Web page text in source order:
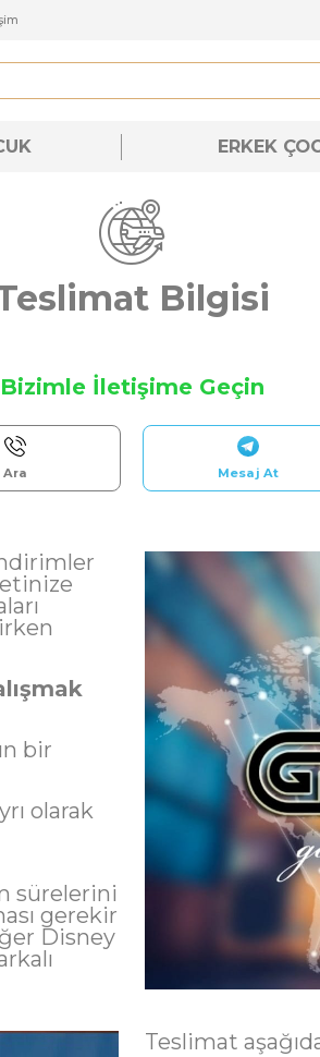
Bilgisi
Bizimle İletişime Geçin
bir
olarak
sürelerini
gerekir
Disney
Teslimat